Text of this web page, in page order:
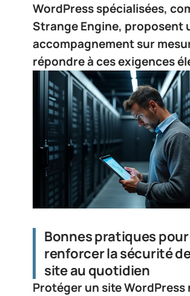
WordPress spécialisées,
Strange Engine, proposent
accompagnement sur
répondre à ces exigences
Bonnes pratiques pour
renforcer la sécurité
site au quotidien
Protéger un site WordPress